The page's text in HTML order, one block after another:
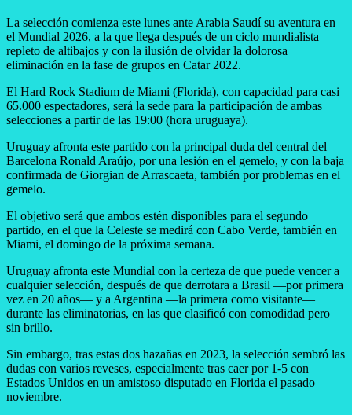
La selección comienza este lunes ante Arabia Saudí su aventura en
el Mundial 2026, a la que llega después de un ciclo mundialista
repleto de altibajos y con la ilusión de olvidar la dolorosa
eliminación en la fase de grupos en Catar 2022.
El Hard Rock Stadium de Miami (Florida), con capacidad para casi
65.000 espectadores, será la sede para la participación de ambas
selecciones a partir de las 19:00 (hora uruguaya).
Uruguay afronta este partido con la principal duda del central del
Barcelona Ronald Araújo, por una lesión en el gemelo, y con la baja
confirmada de Giorgian de Arrascaeta, también por problemas en el
gemelo.
El objetivo será que ambos estén disponibles para el segundo
partido, en el que la Celeste se medirá con Cabo Verde, también en
Miami, el domingo de la próxima semana.
Uruguay afronta este Mundial con la certeza de que puede vencer a
cualquier selección, después de que derrotara a Brasil —por primera
vez en 20 años— y a Argentina —la primera como visitante—
durante las eliminatorias, en las que clasificó con comodidad pero
sin brillo.
Sin embargo, tras estas dos hazañas en 2023, la selección sembró las
dudas con varios reveses, especialmente tras caer por 1-5 con
Estados Unidos en un amistoso disputado en Florida el pasado
noviembre.